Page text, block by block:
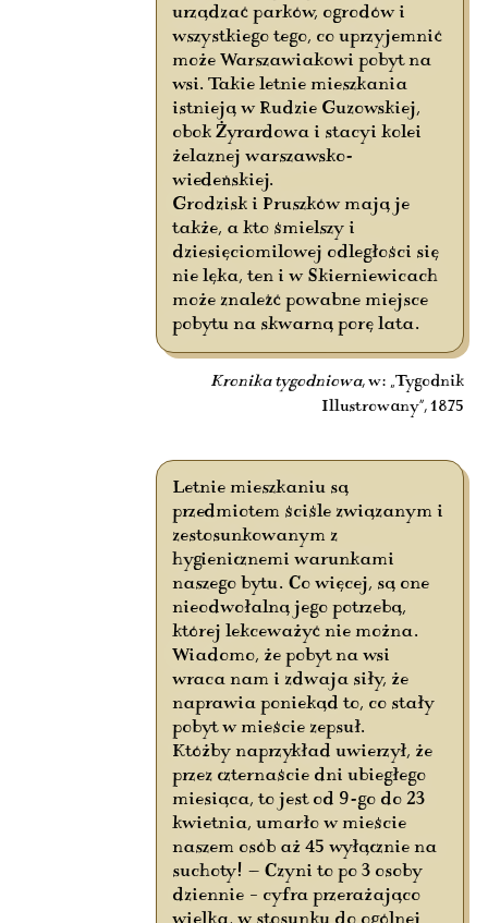
urządzać parków, ogrodów i
wszystkiego tego, co uprzyjemnić
może Warszawiakowi pobyt na
wsi. Takie letnie mieszkania
istnieją w Rudzie Guzowskiej,
obok Żyrardowa i stacyi kolei
żelaznej warszawsko-
wiedeńskiej.
Grodzisk i Pruszków mają je
także, a kto śmielszy i
dziesięciomilowej odległości się
nie lęka, ten i w Skierniewicach
może znaleźć powabne miejsce
pobytu na skwarną porę lata.
Kronika tygodniowa, w: „Tygodnik
Illustrowany”, 1875
Letnie mieszkaniu są
przedmiotem ściśle związanym i
zestosunkowanym z
hygienicznemi warunkami
naszego bytu. Co więcej, są one
nieodwołalną jego potrzebą,
której lekceważyć nie można.
Wiadomo, że pobyt na wsi
wraca nam i zdwaja siły, że
naprawia poniekąd to, co stały
pobyt w mieście zepsuł.
Któżby naprzykład uwierzył, że
przez czternaście dni ubiegłego
miesiąca, to jest od 9-go do 23
kwietnia, umarło w mieście
naszem osób aż 45 wyłącznie na
suchoty! — Czyni to po 3 osoby
dziennie – cyfra przerażająco